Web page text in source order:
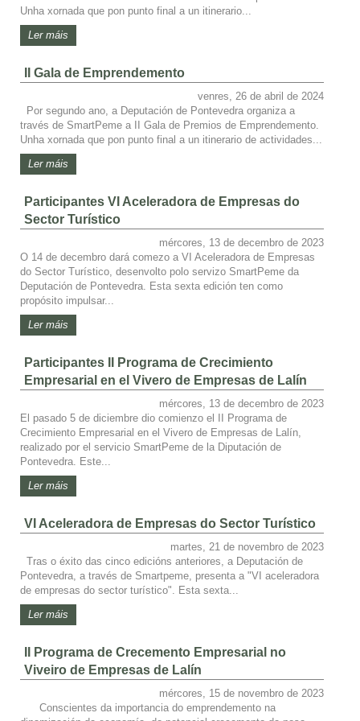
Unha xornada que pon punto final a un itinerario...
Ler máis
II Gala de Emprendemento
venres, 26 de abril de 2024
Por segundo ano, a Deputación de Pontevedra organiza a
través de SmartPeme a II Gala de Premios de Emprendemento.
Unha xornada que pon punto final a un itinerario de actividades...
Ler máis
Participantes VI Aceleradora de Empresas do
Sector Turístico
mércores, 13 de decembro de 2023
O 14 de decembro dará comezo a VI Aceleradora de Empresas
do Sector Turístico, desenvolto polo servizo SmartPeme da
Deputación de Pontevedra. Esta sexta edición ten como
propósito impulsar...
Ler máis
Participantes II Programa de Crecimiento
Empresarial en el Vivero de Empresas de Lalín
mércores, 13 de decembro de 2023
El pasado 5 de diciembre dio comienzo el II Programa de
Crecimiento Empresarial en el Vivero de Empresas de Lalín,
realizado por el servicio SmartPeme de la Diputación de
Pontevedra. Este...
Ler máis
VI Aceleradora de Empresas do Sector Turístico
martes, 21 de novembro de 2023
Tras o éxito das cinco edicións anteriores, a Deputación de
Pontevedra, a través de Smartpeme, presenta a "VI aceleradora
de empresas do sector turístico". Esta sexta...
Ler máis
II Programa de Crecemento Empresarial no
Viveiro de Empresas de Lalín
mércores, 15 de novembro de 2023
Conscientes da importancia do emprendemento na